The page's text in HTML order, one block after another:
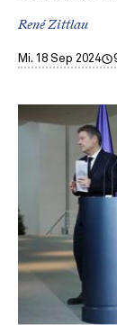
René Zittlau
Mi. 18 Sep 2024